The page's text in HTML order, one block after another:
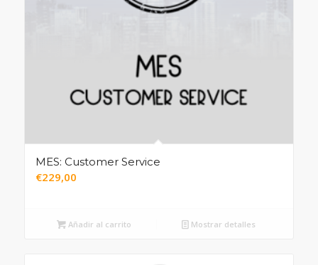
MES: Customer Service
€229,00
Añadir al carrito Mostrar detalles